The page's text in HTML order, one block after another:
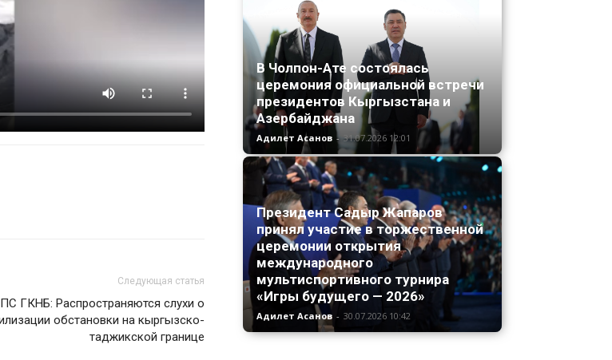
Следующая статья
ПС ГКНБ: Распространяются слухи о
обстановки на кыргызско-
таджикской границе
В Чолпон-Ате состоялась
церемония официальной встречи
президентов Кыргызстана и
Азербайджана
Адилет Асанов - 31.07.2026 12:01
Президент Садыр Жапаров
принял участие в торжественной
церемонии открытия
международного
мультиспортивного турнира
«Игры будущего — 2026»
Адилет Асанов - 30.07.2026 10:42